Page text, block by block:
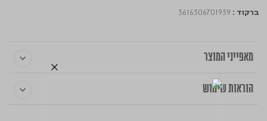
ברקוד : 3616306701939
מאפייני המוצר
הוראות שימוש